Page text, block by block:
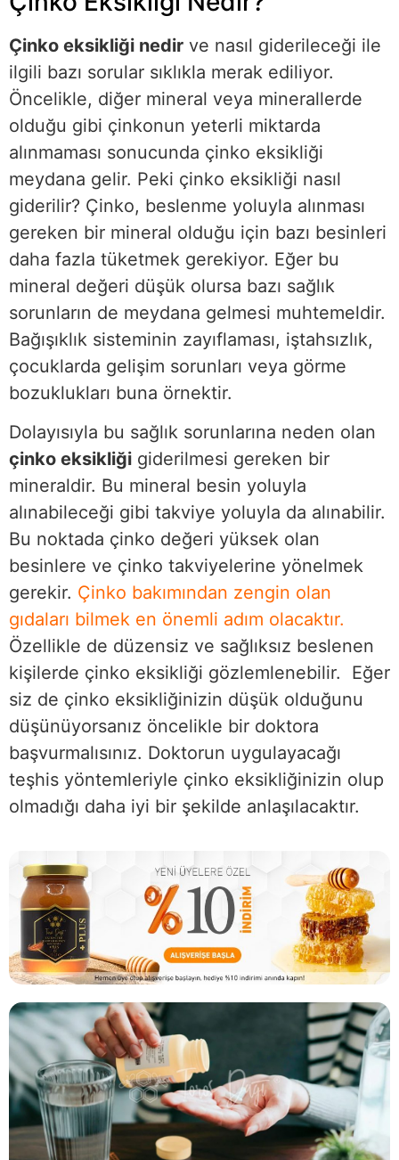
Çinko eksikliği nedir ve nasıl giderileceği ile
ilgili bazı sorular sıklıkla merak ediliyor.
Öncelikle, diğer mineral veya minerallerde
olduğu gibi çinkonun yeterli miktarda
alınmaması sonucunda çinko eksikliği
meydana gelir. Peki çinko eksikliği nasıl
giderilir? Çinko, beslenme yoluyla alınması
gereken bir mineral olduğu için bazı besinleri
daha fazla tüketmek gerekiyor. Eğer bu
mineral değeri düşük olursa bazı sağlık
sorunların de meydana gelmesi muhtemeldir.
Bağışıklık sisteminin zayıflaması, iştahsızlık,
çocuklarda gelişim sorunları veya görme
bozuklukları buna örnektir.
Dolayısıyla bu sağlık sorunlarına neden olan
çinko eksikliği giderilmesi gereken bir
mineraldir. Bu mineral besin yoluyla
alınabileceği gibi takviye yoluyla da alınabilir.
Bu noktada çinko değeri yüksek olan
besinlere ve çinko takviyelerine yönelmek
gerekir. Çinko bakımından zengin olan
gıdaları bilmek en önemli adım olacaktır.
Özellikle de düzensiz ve sağlıksız beslenen
kişilerde çinko eksikliği gözlemlenebilir. Eğer
siz de çinko eksikliğinizin düşük olduğunu
düşünüyorsanız öncelikle bir doktora
başvurmalısınız. Doktorun uygulayacağı
teşhis yöntemleriyle çinko eksikliğinizin olup
olmadığı daha iyi bir şekilde anlaşılacaktır.